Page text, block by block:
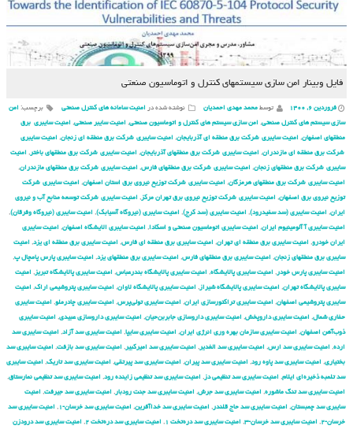
فایل وبینار امن سازی سیستم‏های کنترل و اتوماسیون صنعتی
فروردین ۶, ۱۴۰۰ توسط محمد مهدی احمدیان نوشته شده در امنیت سامانه های کنترل صنعتی برچسب: امن
سازی سیستم های کنترل صنعتی, امن سازی سیستم های کنترل و اتوماسیون صنعتی, امنیت سایبر صنعتی, امنیت سایبری برق
منطقهای اصفهان, امنیت سایبری شركت برق منطقه ای آذربایجان, امنیت سایبری شركت برق منطقه ای زنجان, امنیت سایبری
شركت برق منطقه ای مازندران, امنیت سایبری شركت برق منطقهای آذربایجان, امنیت سایبری شركت برق منطقهای باختر , امنیت
سایبری شركت برق منطقهای زنجان, امنیت سایبری شركت برق منطقهای فارس, امنیت سایبری شركت برق منطقهای مازندران,
امنیت سایبری شركت برق منطقهای هرمزگان, امنیت سایبری شركت توزیع نیروی برق استان اصفهان, امنیت سایبری شركت
توزیع نیروی برق اصفهان, امنیت سایبری شركت توزیع نیروی برق تهران مركز , امنیت سایبری شركت توسعه منابع آب و نیروی
ایران, امنیت سایبری (سد سفیدرود), امنیت سایبری (سد کرج), امنیت سایبری (نیروگاه آسیابک), امنیت سایبری (نیروگاه وفرقان),
امنیت سایبری آ آلومینیوم ایران, امنیت سایبری اتوماسیون صنعتی و اسکادا, امنیت سایبری الایشگاه اصفهان, امنیت سایبری
ایران خودرو, امنیت سایبری برق منطقه ای تهران, امنیت سایبری برق منطقه ای فارس, امنیت سایبری برق منطقه ای یزد, امنیت
سایبری برق منطقهای زنجان, امنیت سایبری برق منطقهای فارس, امنیت سایبری برق منطقهای یزد, امنیت سایبری پارس پامچال پ,
امنیت سایبری پارس خودر , امنیت سایبری پالایشگاه, امنیت سایبری پالایشگاه بندرعباس, امنیت سایبری پالایشگاه تبریز , امنیت
سایبری پالایشگاه تهران, امنیت سایبری پالایشگاه شیراز , امنیت سایبری پالایشگاه لاوان, امنیت سایبری پتروشیمی اراک, امنیت
سایبری پتروشیمی اصفهان, امنیت سایبری تراکتورسازی ایران, امنیت سایبری تولی‌پرس, امنیت سایبری چادرملو, امنیت سایبری
حفاری شمال, امنیت سایبری داروپخش, امنیت سایبری داروسازی جابربن‌حیان, امنیت سایبری داروسازی عبیدی, امنیت سایبری
ذوب‌آهن اصفهان, امنیت سایبری سازمان بهره وری انرژی ایران, امنیت سایبری سایپا, امنیت سایبری سد آزاد, امنیت سایبری سد
ارده, امنیت سایبری سد ارس, امنیت سایبری سد الغدیر , امنیت سایبری سد امیرکبیر , امنیت سایبری سد بازفت, امنیت سایبری سد
بختیاری, امنیت سایبری سد پاوه رود, امنیت سایبری سد پیران, امنیت سایبری سد پیرتقی, امنیت سایبری سد تاریک, امنیت سایبری
سد تلمبه ذخیره‌ای ایلام, امنیت سایبری سد تنظیمی دز , امنیت سایبری سد تنظیمی زاینده رود, امنیت سایبری سد تنظیمی نمارستاق,
امنیت سایبری سد تنگ ماشوره, امنیت سایبری سد جرش, امنیت سایبری سد جنت رودبار , امنیت سایبری سد جیرفت, امنیت
سایبری سد چمبستان, امنیت سایبری سد حاج قلندر , امنیت سایبری سد خداآفرین, امنیت سایبری سد خرسان-۱ , امنیت سایبری سد
خرسان-۲ , امنیت سایبری سد خرسان-۳ , امنیت سایبری سد دره‌تخت ۱ , امنیت سایبری سد دره‌تخت ۲ , امنیت سایبری سد درودزن